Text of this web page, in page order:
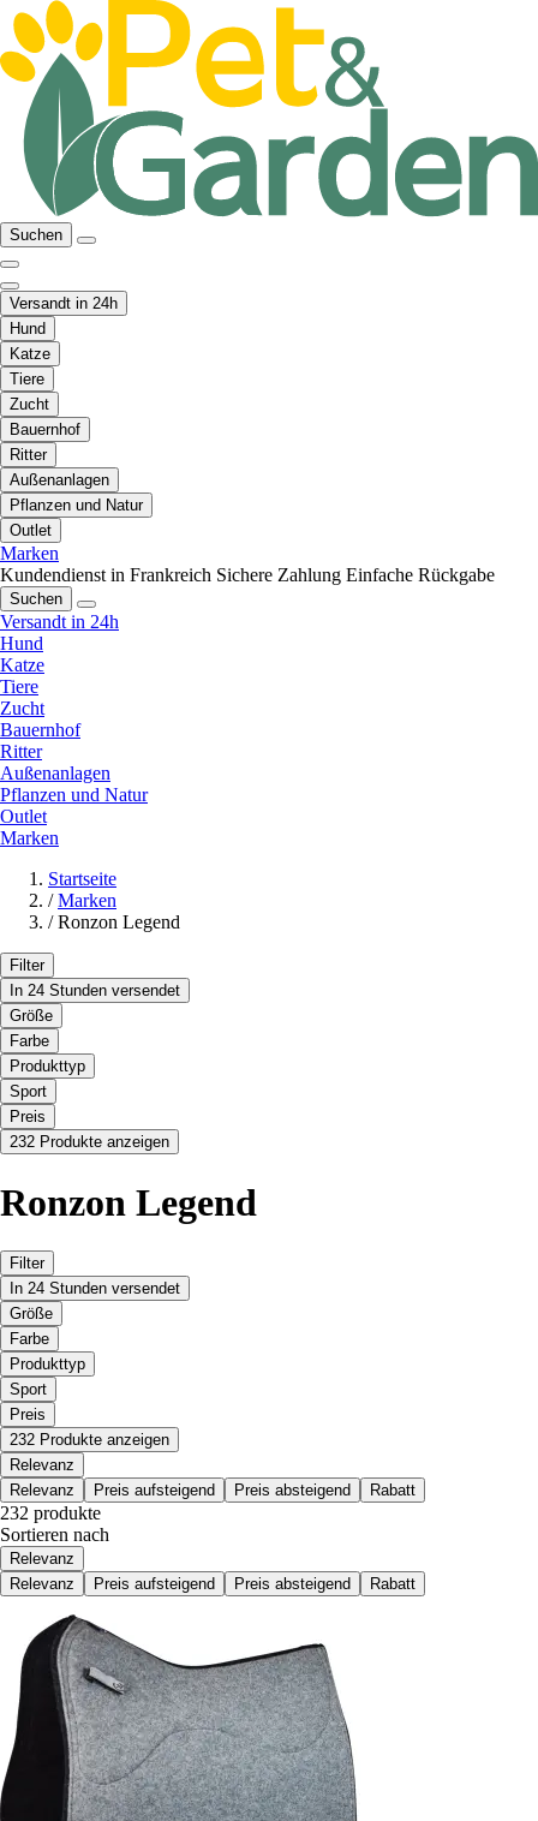
Suchen
Versandt in 24h
Hund
Katze
Tiere
Zucht
Bauernhof
Ritter
Außenanlagen
Pflanzen und Natur
Outlet
Marken
Kundendienst in Frankreich Sichere Zahlung Einfache Rückgabe
Suchen
Versandt in 24h
Hund
Katze
Tiere
Zucht
Bauernhof
Ritter
Außenanlagen
Pflanzen und Natur
Outlet
Marken
Startseite
/ Marken
/ Ronzon Legend
Filter
In 24 Stunden versendet
Größe
Farbe
Produkttyp
Sport
Preis
232 Produkte anzeigen
Ronzon Legend
Filter
In 24 Stunden versendet
Größe
Farbe
Produkttyp
Sport
Preis
232 Produkte anzeigen
Relevanz
Relevanz
Preis aufsteigend Preis absteigend Rabatt
232 produkte
Sortieren nach
Relevanz
Relevanz
Preis aufsteigend Preis absteigend Rabatt